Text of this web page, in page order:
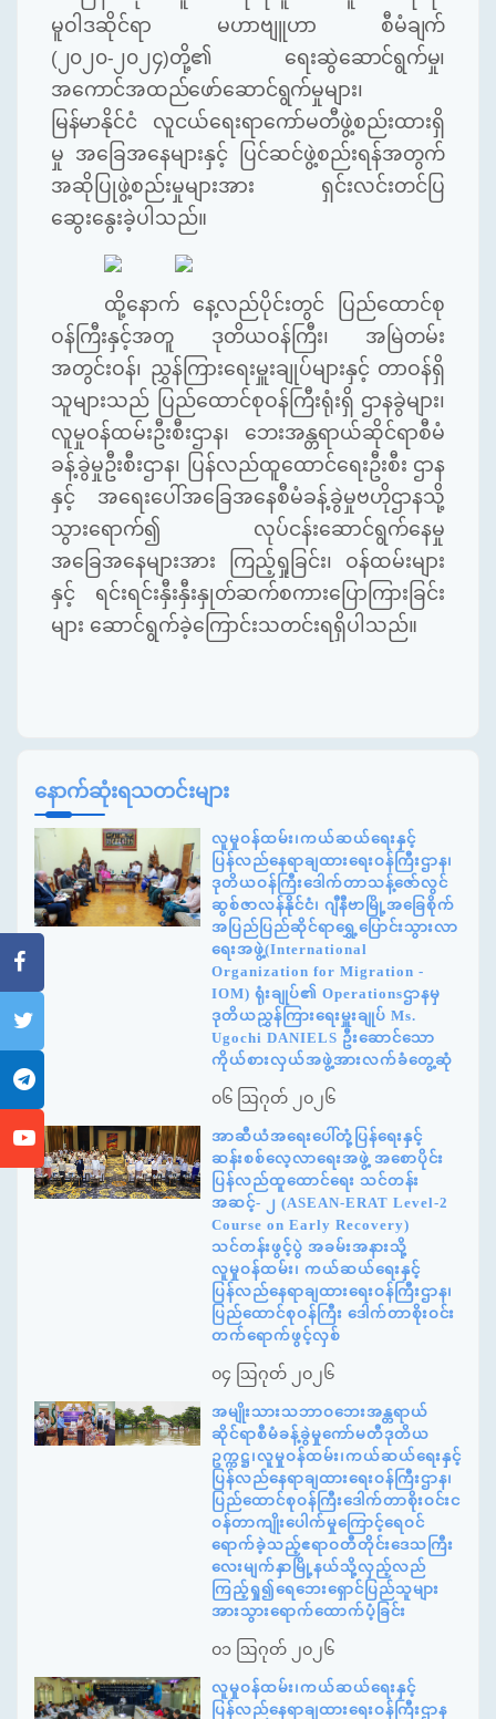
မူဝါဒဆိုင်ရာ
မဟာဗျူဟာ
စီမံချက်
(၂၀၂၀- ၂၀၂၄)တို့၏
ရေးဆွဲဆောင်ရွက်မှု၊
အကောင်အထည်ဖော်ဆောင်ရွက်မှုများ၊
မြန်မာနိုင်ငံ
လူငယ်ရေးရာကော်မတီဖွဲ့စည်းထားရှိ
မှု အခြေအနေများနှင့်
ပြင်ဆင်ဖွဲ့စည်းရန်အတွက်
အဆိုပြုဖွဲ့စည်းမှုများအား
ရှင်းလင်းတင်ပြ
ဆွေးနွေးခဲ့ပါသည်။
ထို့နောက် နေ့လည်ပိုင်းတွင်
ပြည်ထောင်စု
ဝန်ကြီးနှင့်အတူ
ဒုတိယဝန်ကြီး၊
အမြဲတမ်း
အတွင်းဝန်၊ ညွှန်ကြားရေးမှူးချုပ်များနှင့် တာဝန်ရှိ
သူများသည် ပြည်ထောင်စုဝန်ကြီးရုံးရှိ ဌာနခွဲများ၊
လူမှုဝန်ထမ်းဦးစီးဌာန၊
ဘေးအန္တရာယ်ဆိုင်ရာစီမံ
ခန့်ခွဲမှုဦးစီးဌာန၊
ပြန်လည်ထူထောင်ရေးဦးစီး ဌာန
နှင့်
အရေးပေါ်အခြေအနေစီမံခန့်ခွဲမှုဗဟိုဌာနသို့
သွားရောက်၍
လုပ်ငန်းဆောင်ရွက်နေမှု
အခြေအနေများအား
ကြည့်ရှုခြင်း၊
ဝန်ထမ်းများ
နှင့်
ရင်းရင်းနှီးနှီးနှုတ်ဆက်စကားပြောကြားခြင်း
များ ဆောင်ရွက်ခဲ့ကြောင်းသတင်းရရှိပါသည်။
နောက်ဆုံးရသတင်းများ
လူမှုဝန်ထမ်း၊ကယ်ဆယ်ရေးနှင့်
ပြန်လည်နေရာချထားရေးဝန်ကြီးဌာန၊
ဒုတိယဝန်ကြီးဒေါက်တာသန့်ဇော်လွင်
ဆွစ်ဇာလန်နိုင်ငံ၊ ဂျီနီဗာမြို့အခြေစိုက်
အပြည်ပြည်ဆိုင်ရာရွှေ့ပြောင်းသွားလာ
ရေးအဖွဲ့(International
Organization for Migration -
IOM) ရုံးချုပ်၏ Operationsဌာနမှ
ဒုတိယညွှန်ကြားရေးမှူးချုပ် Ms.
Ugochi DANIELS ဦးဆောင်သော
ကိုယ်စားလှယ်အဖွဲ့အားလက်ခံတွေ့ဆုံ
၀၆ ဩဂုတ် ၂၀၂၆
အာဆီယံအရေးပေါ်တုံ့ပြန်ရေးနှင့်
ဆန်းစစ်လေ့လာရေးအဖွဲ့ အစောပိုင်း
ပြန်လည်ထူထောင်ရေး သင်တန်း
အဆင့်- ၂ (ASEAN-ERAT Level-2
Course on Early Recovery)
သင်တန်းဖွင့်ပွဲ အခမ်းအနားသို့
လူမှုဝန်ထမ်း၊ ကယ်ဆယ်ရေးနှင့်
ပြန်လည်နေရာချထားရေးဝန်ကြီးဌာန၊
ပြည်ထောင်စုဝန်ကြီး ဒေါက်တာစိုးဝင်း
တက်ရောက်ဖွင့်လှစ်
၀၄ ဩဂုတ် ၂၀၂၆
အမျိုးသားသဘာဝဘေးအန္တရာယ်
ဆိုင်ရာစီမံခန့်ခွဲမှုကော်မတီဒုတိယ
ဥက္ကဋ္ဌ၊လူမှုဝန်ထမ်း၊ကယ်ဆယ်ရေးနှင့်
ပြန်လည်နေရာချထားရေးဝန်ကြီးဌာန၊
ပြည်ထောင်စုဝန်ကြီးဒေါက်တာစိုးဝင်းင
ဝန်တာကျိုးပေါက်မှုကြောင့်ရေဝင်
ရောက်ခဲ့သည့်ဧရာဝတီတိုင်းဒေသကြီး
လေးမျက်နှာမြို့နယ်သို့လှည့်လည်
ကြည့်ရှု၍ရေဘေးရှောင်ပြည်သူများ
အားသွားရောက်ထောက်ပံ့ခြင်း
၀၁ ဩဂုတ် ၂၀၂၆
လူမှုဝန်ထမ်း၊ကယ်ဆယ်ရေးနှင့်
ပြန်လည်နေရာချထားရေးဝန်ကြီးဌာန